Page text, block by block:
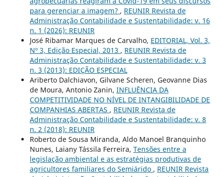
para gerenciar a imagem? , REUNIR Revista de
Administração Contabilidade e Sustentabilidade: v. 16
n. 1 (2026): REUNIR
José Ribamar Marques de Carvalho, EDITORIAL, Vol. 3,
Nº 3, Edição Especial, 2013 , REUNIR Revista de
Administração Contabilidade e Sustentabilidade: v. 3
n. 3 (2013): EDIÇÃO ESPECIAL
Ariberto Dalchiavon, Gilvane Scheren, Geovanne Dias
de Moura, Antonio Zanin, INFLUÊNCIA DA
COMPETITIVIDADE NO NÍVEL DE INTANGIBILIDADE DE
COMPANHIAS ABERTAS , REUNIR Revista de
Administração Contabilidade e Sustentabilidade: v. 8
n. 2 (2018): REUNIR
Roberto de Sousa Miranda, Aldo Manoel Branquinho
Nunes, Laiany Tássila Ferreira, Tensões entre a
legislação ambiental e as estratégias produtivas de
agricultores familiares do Semiárido , REUNIR Revista